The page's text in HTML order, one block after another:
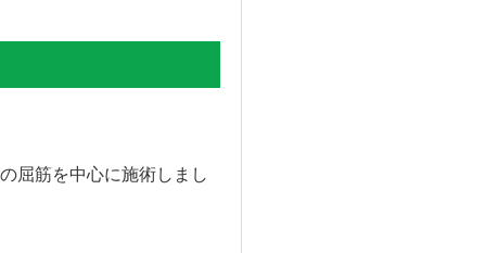
屈筋を中心に施術しまし